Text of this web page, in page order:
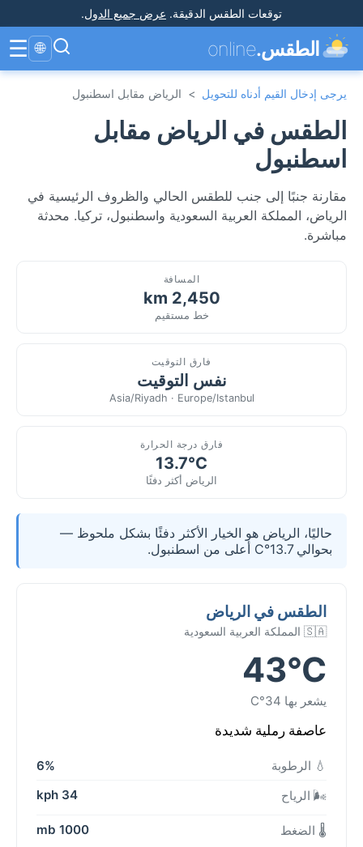
توقعات الطقس الدقيقة. عرض جميع الدول.
الطقس.online
🌐
☰
يرجى إدخال القيم أدناه للتحويل > الرياض مقابل اسطنبول
الطقس في الرياض مقابل
اسطنبول
مقارنة جنبًا إلى جنب للطقس الحالي والظروف الرئيسية في
الرياض، المملكة العربية السعودية واسطنبول، تركيا. محدثة
مباشرة.
المسافة
2,450 km
خط مستقيم
فارق التوقيت
نفس التوقيت
Asia/Riyadh · Europe/Istanbul
فارق درجة الحرارة
13.7°C
الرياض أكثر دفئًا
حاليًا، الرياض هو الخيار الأكثر دفئًا بشكل ملحوظ —
بحوالي 13.7°C أعلى من اسطنبول.
الطقس في الرياض
🇸🇦 المملكة العربية السعودية
43°C
يشعر بها 34°C
عاصفة رملية شديدة
💧 الرطوبة
6%
🌬️ الرياح
34 kph
🌡️ الضغط 1000 mb